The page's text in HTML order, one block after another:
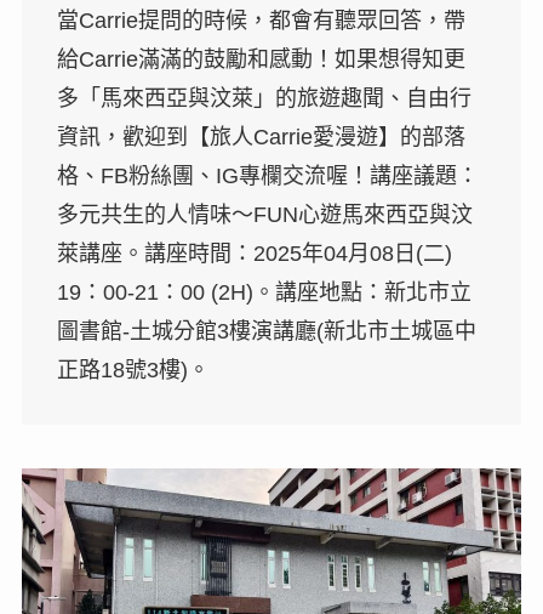
當Carrie提問的時候，都會有聽眾回答，帶
給Carrie滿滿的鼓勵和感動！如果想得知更
多「馬來西亞與汶萊」的旅遊趣聞、自由行
資訊，歡迎到【旅人Carrie愛漫遊】的部落
格、FB粉絲團、IG專欄交流喔！講座議題：
多元共生的人情味～FUN心遊馬來西亞與汶
萊講座。講座時間：2025年04月08日(二)
19：00-21：00 (2H)。講座地點：新北市立
圖書館-土城分館3樓演講廳(新北市土城區中
正路18號3樓)。